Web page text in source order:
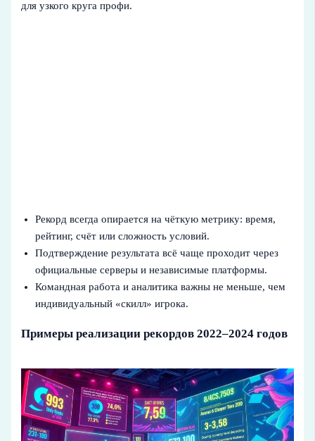
для узкого круга профи.
Рекорд всегда опирается на чёткую метрику: время,
рейтинг, счёт или сложность условий.
Подтверждение результата всё чаще проходит через
официальные серверы и независимые платформы.
Командная работа и аналитика важны не меньше, чем
индивидуальный «скилл» игрока.
Примеры реализации рекордов 2022–2024 годов